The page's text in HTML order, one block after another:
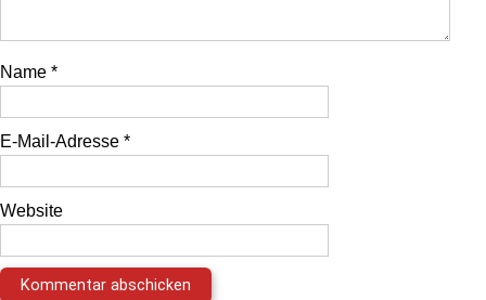
Name *
E-Mail-Adresse *
Website